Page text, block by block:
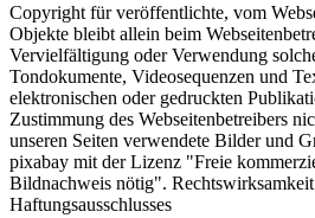
Copyright für veröffentlichte, vom
Objekte bleibt allein beim
Vervielfältigung oder Verwendung
Tondokumente, Videosequenzen und
elektronischen oder gedruckten
Zustimmung des Webseitenbetreibers
unseren Seiten verwendete Bilder und
pixabay mit der Lizenz "Freie
Bildnachweis nötig". Rechtswirksamkeit
Haftungsausschlusses